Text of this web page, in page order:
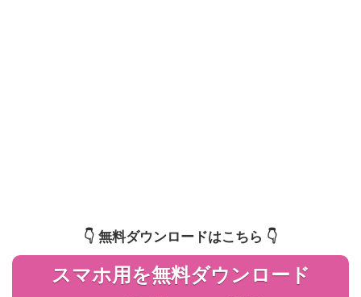
👇️ 無料ダウンロードはこちら 👇️
スマホ用を無料ダウンロード